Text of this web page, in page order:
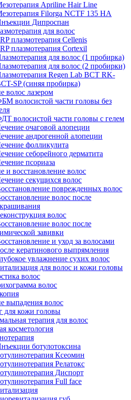
Apriline Hair Line
Filorga NCTF 135 HA
Дипроспан
для волос
плазмотерапия Cellenis
плазмотерапия Cortexil
для волос (1 пробирка)
для волос (2 пробирки)
Regen Lab BCT RK-
SP (синяя пробирка)
волос лазером
волосистой части головы без
волосистой части головы с гелем
очаговой алопеции
андрогенной алопеции
фолликулита
себорейного дерматита
псориаза
и восстановление волос
секущихся волос
поврежденных волос
волос после
волос
волос после
завивки
и уход за волосами
кератинового выпрямления
увлажнение сухих волос
для волос и кожи головы
волос
волос
выпадения волос
для кожи головы
терапия для волос
косметология
ботулотоксина
Ксеомин
Релатокс
Диспорт
Full face